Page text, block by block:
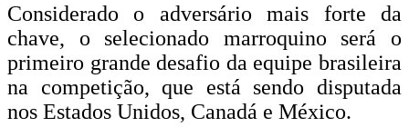
Considerado o adversário mais forte da
chave, o selecionado marroquino será o
primeiro grande desafio da equipe brasileira
na competição, que está sendo disputada
nos Estados Unidos, Canadá e México.